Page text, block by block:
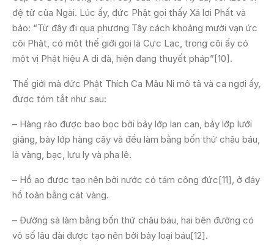
đệ tử của Ngài. Lúc ấy, đức Phật gọi thấy Xá lợi Phất và
bảo: “Từ đây đi qua phương Tây cách khoảng mười vạn ức
cõi Phật, có một thế giới gọi là Cực Lạc, trong cõi ấy có
một vị Phật hiệu A di đà, hiện đang thuyết pháp”[10].
Thế giới mà đức Phật Thích Ca Mâu Ni mô tả và ca ngợi ấy,
được tóm tắt như sau:
– Hàng rào được bao bọc bởi bảy lớp lan can, bảy lớp lưới
giăng, bảy lớp hàng cây và đều làm bằng bốn thứ châu báu,
là vàng, bạc, lưu ly và pha lê.
– Hồ ao được tạo nên bởi nước có tám công đức[11], ở đáy
hồ toàn bằng cát vàng.
– Đường sá làm bằng bốn thứ châu báu, hai bên đường có
vô số lâu đài được tạo nên bởi bảy loại báu[12].